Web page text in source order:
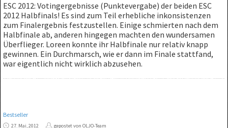
ESC 2012: Votingergebnisse (Punktevergabe) der beiden ESC
2012 Halbfinals! Es sind zum Teil erhebliche inkonsistenzen
zum Finalergebnis festzustellen. Einige schmierten nach dem
Halbfinale ab, anderen hingegen machten den wundersamen
Überflieger. Loreen konnte ihr Halbfinale nur relativ knapp
gewinnen. Ein Durchmarsch, wie er dann im Finale stattfand,
war eigentlich nicht wirklich abzusehen.
Bestseller
27. Mai, 2012 gepostet von OLJO-Team